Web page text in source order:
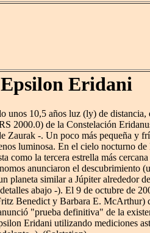
Epsilon Eridani
unos 10,5 años luz (ly) de distancia,
2000.0) de la Constelación
Zaurak -. Un poco más pequeña y
luminosa. En el cielo nocturno de
como la tercera estrella más
anunciaron el descubrimiento
planeta similar a Júpiter alrededor
abajo -). El 9 de octubre de
Benedict y Barbara E. McArthur)
"prueba definitiva" de la
Eridani utilizando mediciones